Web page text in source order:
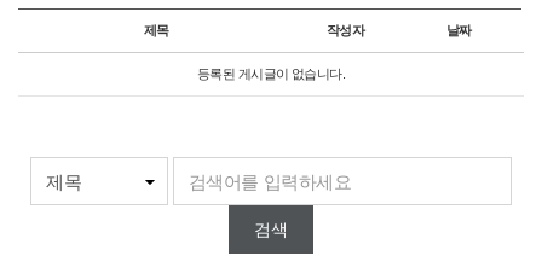
제목 작성자 날짜
등록된 게시글이 없습니다.
검색